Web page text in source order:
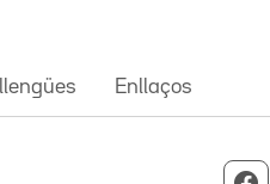
Enllaços